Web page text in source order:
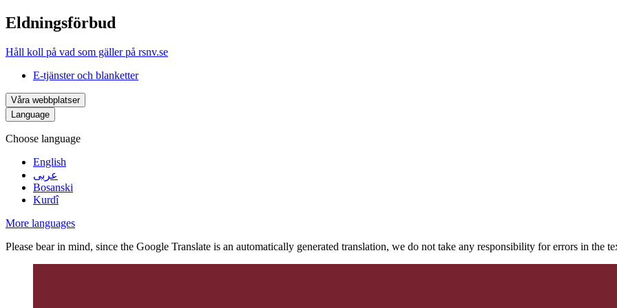
Eldningsförbud
Håll koll på vad som gäller på rsnv.se
E-tjänster och blanketter
Våra webbplatser
Language
Choose language
English
عربى
Bosanski
Kurdî
More languages
Please bear in mind, since the Google Translate is an automatically generated translation, we do not take any responsibility for errors in the